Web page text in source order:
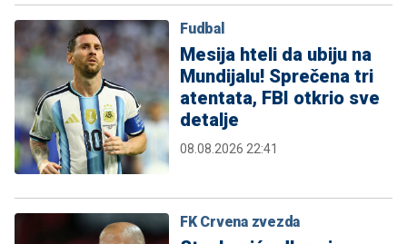
Fudbal
Mesija hteli da ubiju na
Mundijalu! Sprečena tri
atentata, FBI otkrio sve
detalje
08.08.2026 22:41
FK Crvena zvezda